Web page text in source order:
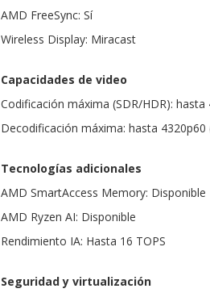
AMD FreeSync: Sí
Wireless Display: Miracast
Capacidades de video
Codificación máxima (SDR/HDR): hasta
Decodificación máxima: hasta 4320p60
Tecnologías adicionales
AMD SmartAccess Memory: Disponible
AMD Ryzen AI: Disponible
Rendimiento IA: Hasta 16 TOPS
Seguridad y virtualización